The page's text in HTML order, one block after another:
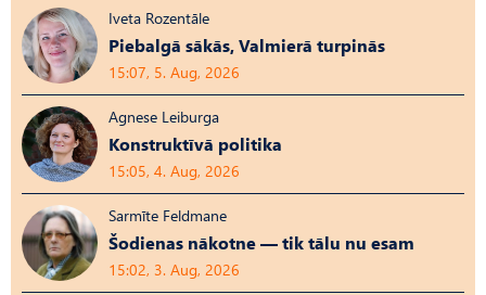
Iveta Rozentāle
Piebalgā sākās, Valmierā turpinās
15:07, 5. Aug, 2026
Agnese Leiburga
Konstruktīvā politika
15:05, 4. Aug, 2026
Sarmīte Feldmane
Šodienas nākotne — tik tālu nu esam
15:02, 3. Aug, 2026